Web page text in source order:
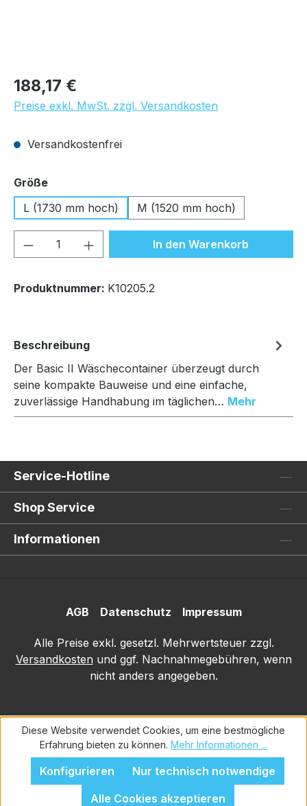
Regulärer Preis:
188,17 €
Preise exkl. MwSt. zzgl. Versandkosten
Versandkostenfrei
Größeauswählen
L (1730 mm hoch)
M (1520 mm hoch)
Produkt Anzahl: Gib denIn den Warenkorb
Produktnummer: K10205.2
Beschreibung
Der Basic II Wäschecontainer überzeugt durch
seine kompakte Bauweise und eine einfache,
zuverlässige Handhabung im täglichen… Mehr
Service-Hotline
Shop Service
Informationen
AGB Datenschutz Impressum
Alle Preise exkl. gesetzl. Mehrwertsteuer zzgl.
Versandkosten und ggf. Nachnahmegebühren, wenn
nicht anders angegeben.
Diese Website verwendet Cookies, um eine bestmögliche
Erfahrung bieten zu können. Mehr Informationen ...
Nur technisch notwendige
Konfigurieren
Alle Cookies akzeptieren